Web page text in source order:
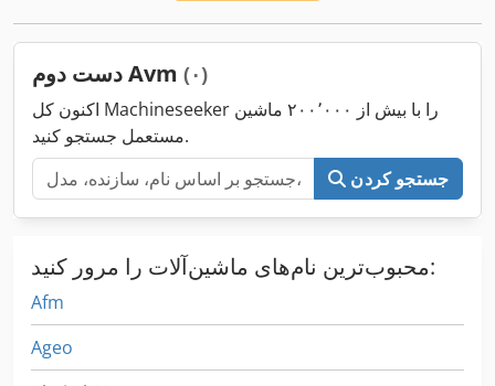
دست دوم Avm (۰)
اکنون کل Machineseeker را با بیش از ۲۰۰٬۰۰۰ ماشین
مستعمل جستجو کنید.
جستجو کردن
محبوب‌ترین نام‌های ماشین‌آلات را مرور کنید:
Afm
Ageo